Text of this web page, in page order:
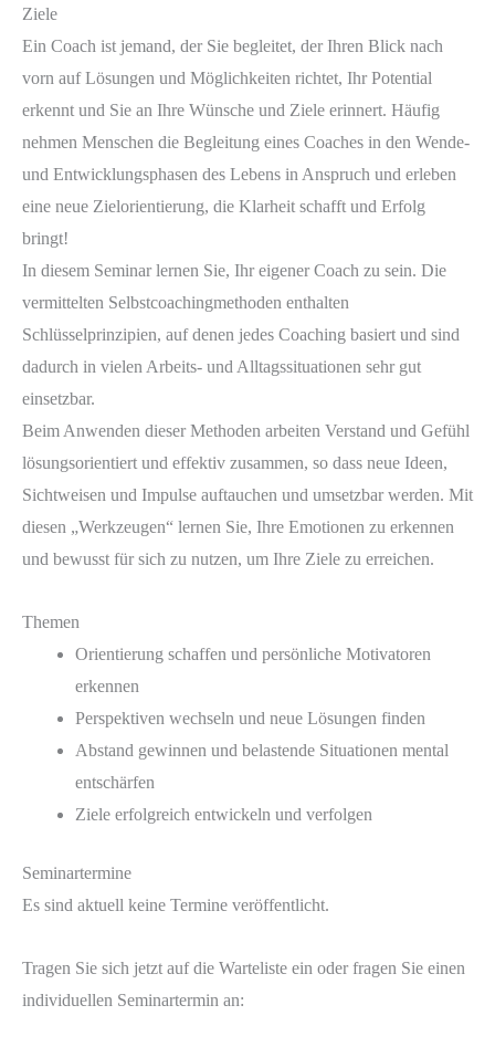
Ziele
Ein Coach ist jemand, der Sie begleitet, der Ihren Blick nach
vorn auf Lösungen und Möglichkeiten richtet, Ihr Potential
erkennt und Sie an Ihre Wünsche und Ziele erinnert. Häufig
nehmen Menschen die Begleitung eines Coaches in den Wende-
und Entwicklungsphasen des Lebens in Anspruch und erleben
eine neue Zielorientierung, die Klarheit schafft und Erfolg
bringt!
In diesem Seminar lernen Sie, Ihr eigener Coach zu sein. Die
vermittelten Selbstcoachingmethoden enthalten
Schlüsselprinzipien, auf denen jedes Coaching basiert und sind
dadurch in vielen Arbeits- und Alltagssituationen sehr gut
einsetzbar.
Beim Anwenden dieser Methoden arbeiten Verstand und Gefühl
lösungsorientiert und effektiv zusammen, so dass neue Ideen,
Sichtweisen und Impulse auftauchen und umsetzbar werden. Mit
diesen „Werkzeugen“ lernen Sie, Ihre Emotionen zu erkennen
und bewusst für sich zu nutzen, um Ihre Ziele zu erreichen.
Themen
Orientierung schaffen und persönliche Motivatoren
erkennen
Perspektiven wechseln und neue Lösungen finden
Abstand gewinnen und belastende Situationen mental
entschärfen
Ziele erfolgreich entwickeln und verfolgen
Seminartermine
Es sind aktuell keine Termine veröffentlicht.
Tragen Sie sich jetzt auf die Warteliste ein oder fragen Sie einen
individuellen Seminartermin an: